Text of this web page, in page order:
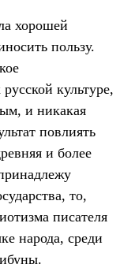
хорошей
пользу.
культуре,
и никакая
повлиять
и более
то,
писателя
народа, среди